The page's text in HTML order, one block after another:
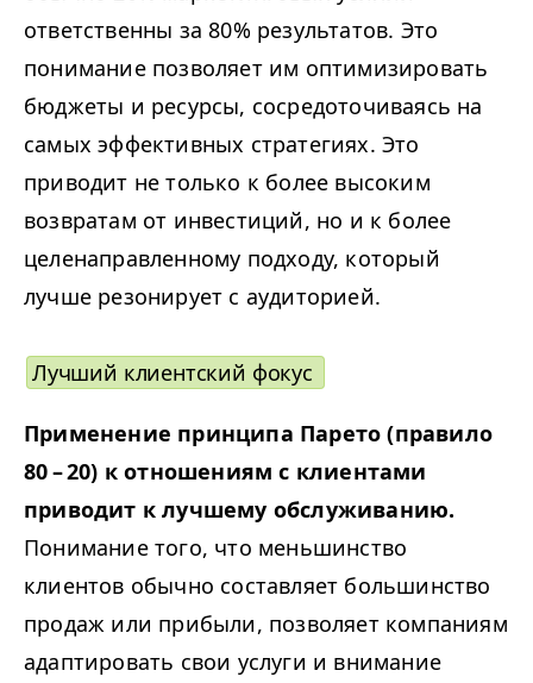
ответственны за 80% результатов. Это
понимание позволяет им оптимизировать
бюджеты и ресурсы, сосредоточиваясь на
самых эффективных стратегиях. Это
приводит не только к более высоким
возвратам от инвестиций, но и к более
целенаправленному подходу, который
лучше резонирует с аудиторией.
Лучший клиентский фокус
Применение принципа Парето (правило
80 – 20) к отношениям с клиентами
приводит к лучшему обслуживанию.
Понимание того, что меньшинство
клиентов обычно составляет большинство
продаж или прибыли, позволяет компаниям
адаптировать свои услуги и внимание